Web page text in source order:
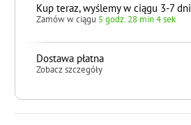
Kup teraz, wyślemy w ciągu 3-7 dni
Zamów w ciągu 5 godz. 28 min 4 sek
Dostawa płatna
Zobacz szczegóły